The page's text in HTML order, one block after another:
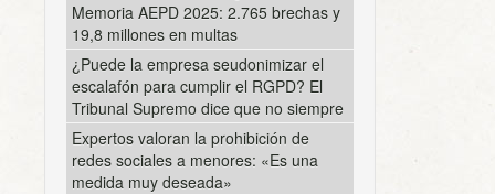
Memoria AEPD 2025: 2.765 brechas y
19,8 millones en multas
¿Puede la empresa seudonimizar el
escalafón para cumplir el RGPD? El
Tribunal Supremo dice que no siempre
Expertos valoran la prohibición de
redes sociales a menores: «Es una
medida muy deseada»